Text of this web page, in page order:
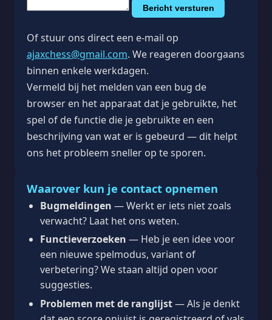
Bericht versturen
Of stuur ons direct een e-mail op
ajaxchess@gmail.com. We reageren doorgaans
binnen enkele werkdagen.
Vermeld bij het melden van een bug de
browser en het apparaat dat je gebruikte, het
spel of de functie die je gebruikte en een
beschrijving van wat er is gebeurd — dit helpt
ons het probleem sneller op te sporen.
Waarover kun je contact opnemen
Bugmeldingen — Werkt er iets niet zoals
verwacht? Laat het ons weten.
Functieverzoeken — Heb je een idee voor
een nieuwe spelmodus, variant of
verbetering? We staan altijd open voor
suggesties.
Problemen met de ranglijst— Als je denkt